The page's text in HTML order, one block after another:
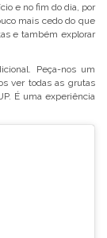
e no fim do dia, por
mais cedo do que
e também explorar
Peça-nos um
ver todas as grutas
É uma experiência